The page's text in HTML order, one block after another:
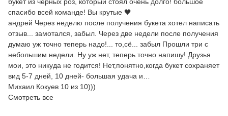
спасибо всей команде! Вы крутые 🖤
андрей Через неделю после получения букета хотел написать
отзыв... замотался, забыл. Через две недели после получения
думаю уж точно теперь надо!... то,сё... забыл Прошли три с
небольшим недели. Ну уж нет, теперь точно напишу! Друзья
мои, это никуда не годится! Нет,понятно,когда букет сохраняет
вид 5-7 дней, 10 дней- большая удача и…
Михаил Кокуев 10 из 10)))
Смотреть все